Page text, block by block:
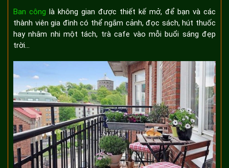
Ban công là không gian được thiết kế mở, để bạn và các
thành viên gia đình có thể ngắm cảnh, đọc sách, hút thuốc
hay nhâm nhi một tách, trà cafe vào mỗi buổi sáng đẹp
trời…